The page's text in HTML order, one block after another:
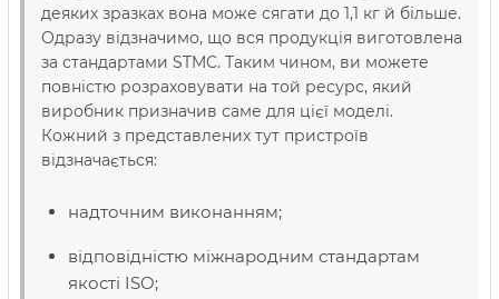
деяких зразках вона може сягати до 1,1 кг й більше.
Одразу відзначимо, що вся продукція виготовлена
за стандартами STMC. Таким чином, ви можете
повністю розраховувати на той ресурс, який
виробник призначив саме для цієї моделі.
Кожний з представлених тут пристроїв
відзначається:
надточним виконанням;
відповідністю міжнародним стандартам
якості ISO;